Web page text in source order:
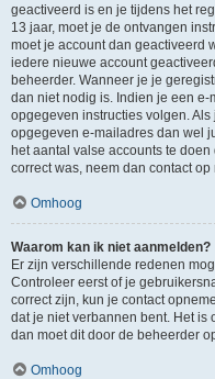
geactiveerd is en je tijdens het
13 jaar, moet je de ontvangen
moet je account dan geactiveerd
iedere nieuwe account
beheerder. Wanneer je je
dan niet nodig is. Indien je een
opgegeven instructies volgen.
opgegeven e-mailadres dan wel
het aantal valse accounts te
correct was, neem dan contact
Omhoog
Waarom kan ik niet aanmelden?
Er zijn verschillende redenen
Controleer eerst of je
correct zijn, kun je contact
dat je niet verbannen bent. Het is
dan moet dit door de beheerder
Omhoog